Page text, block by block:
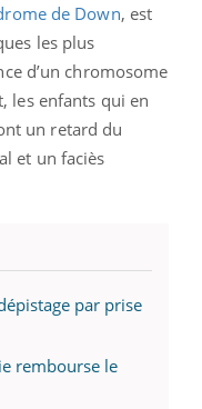
de Down, est
les plus
d’un chromosome
les enfants qui en
un retard du
et un faciès
par prise
rembourse le